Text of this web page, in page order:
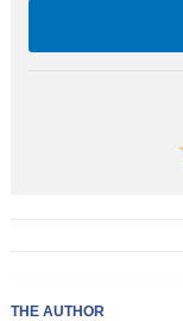
THE AUTHOR